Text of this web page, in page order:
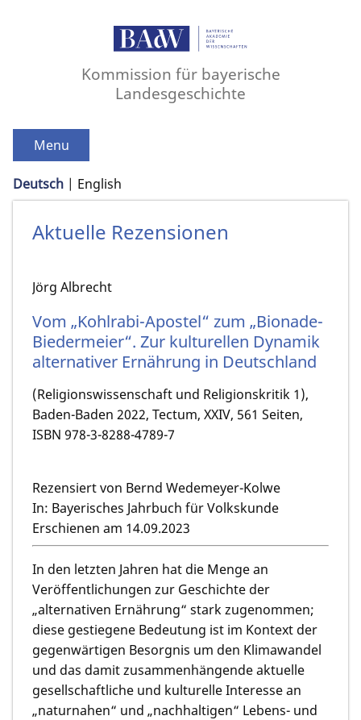
Kommission für bayerische
Landesgeschichte
Menu
Deutsch English
Aktuelle Rezensionen
Jörg Albrecht
Vom „Kohlrabi-Apostel“ zum „Bionade-
Biedermeier“. Zur kulturellen Dynamik
alternativer Ernährung in Deutschland
(Religionswissenschaft und Religionskritik 1),
Baden-Baden 2022, Tectum, XXIV, 561 Seiten,
ISBN 978-3-8288-4789-7
Rezensiert von Bernd Wedemeyer-Kolwe
In: Bayerisches Jahrbuch für Volkskunde
Erschienen am 14.09.2023
In den letzten Jahren hat die Menge an
Veröffentlichungen zur Geschichte der
„alternativen Ernährung“ stark zugenommen;
diese gestiegene Bedeutung ist im Kontext der
gegenwärtigen Besorgnis um den Klimawandel
und das damit zusammenhängende aktuelle
gesellschaftliche und kulturelle Interesse an
„naturnahen“ und „nachhaltigen“ Lebens- und